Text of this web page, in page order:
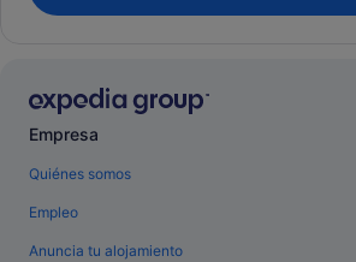
Empresa
Quiénes somos
Empleo
Anuncia tu alojamiento